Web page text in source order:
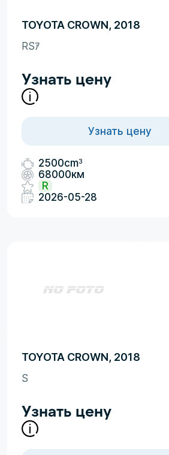
TOYOTA CROWN, 2018
RSｱ
Узнать цену
Узнать цену
2500cm3
68000км
R
2026-05-28
TOYOTA CROWN, 2018
S
Узнать цену